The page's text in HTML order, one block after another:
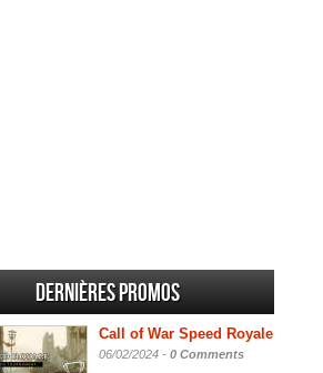
Dernières promos
Call of War Speed Royale
06/02/2024 - 0 Comments